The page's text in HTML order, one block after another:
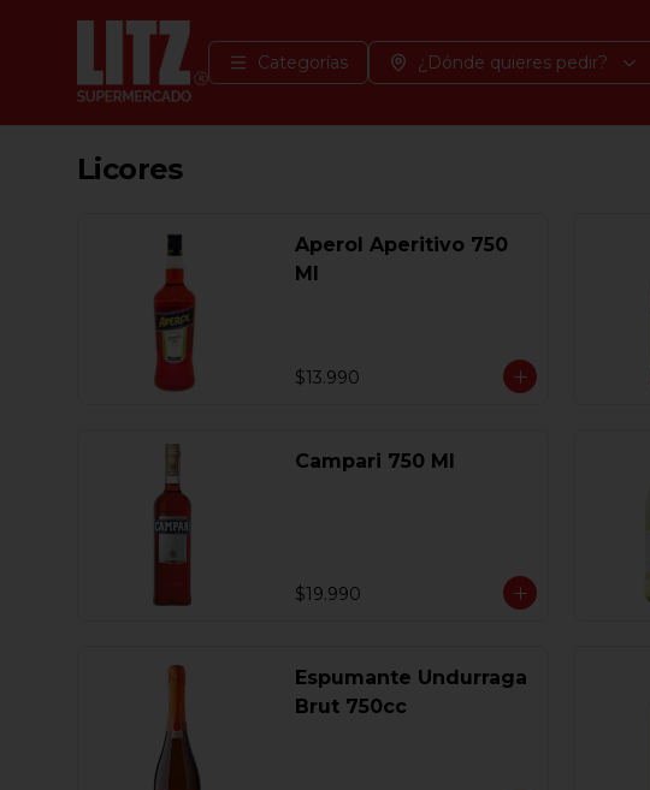
Categorías ¿Dónde quieres pedir?
Licores
Aperol Aperitivo 750
Ml
$13.990
Campari 750 Ml
$19.990
Espumante Undurraga
Brut 750cc